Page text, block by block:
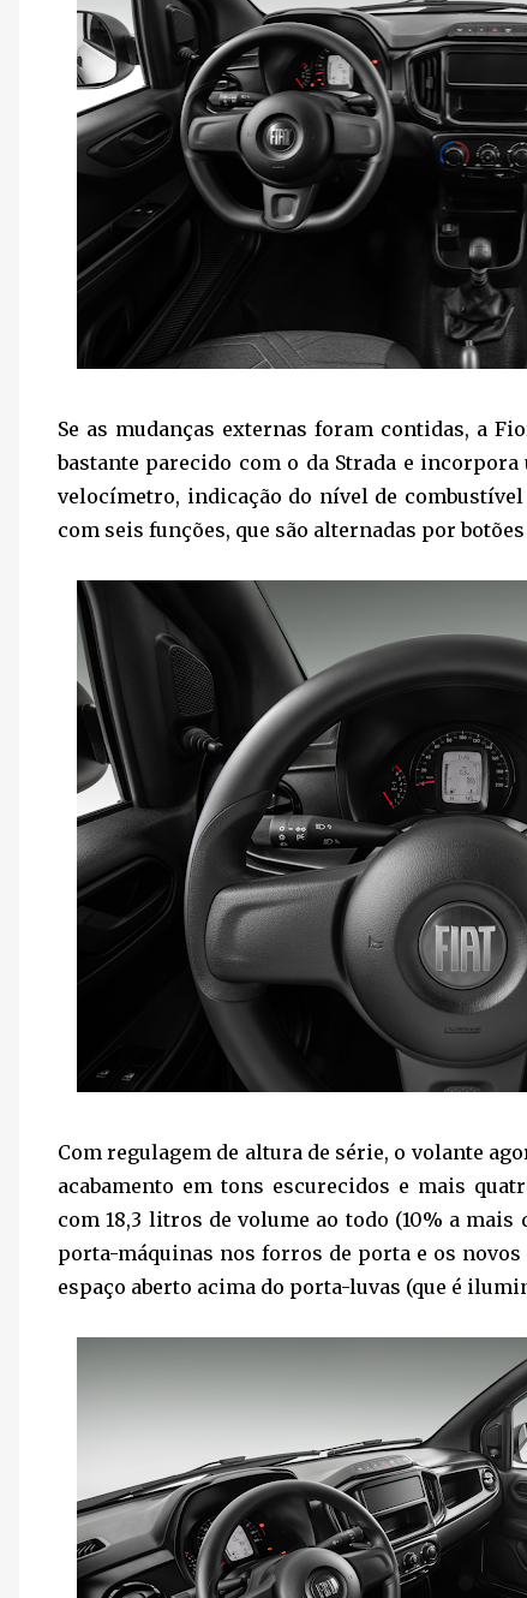
Se as mudanças externas foram contidas, a
bastante parecido com o da Strada e
velocímetro, indicação do nível de
com seis funções, que são alternadas por
Com regulagem de altura de série, o volante
acabamento em tons escurecidos e mais
com 18,3 litros de volume ao todo (10% a
porta-máquinas nos forros de porta e os
espaço aberto acima do porta-luvas (que é